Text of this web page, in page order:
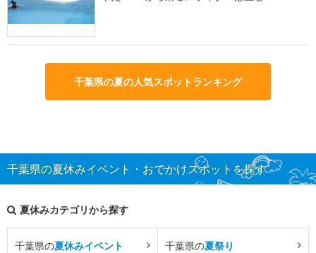
千葉県の夏の人気スポットランキング
千葉県の夏休みイベント・おでかけスポットを探す
夏休みカテゴリから探す
千葉県の夏休みイベント 千葉県の夏祭り